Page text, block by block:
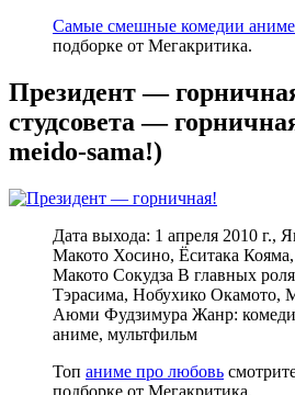
Самые смешные комедии аниме
подборке от Мегакритика.
Президент —
студсовета —
meido-sama!)
Дата выхода: 1 апреля 2010 г.,
Макото Хосино, Ёситака
Макото Сокудза В главных
Тэрасима, Нобухико Окамото,
Аюми Фудзимура Жанр:
аниме, мультфильм
Топ аниме про любовь
подборке от Мегакритика.